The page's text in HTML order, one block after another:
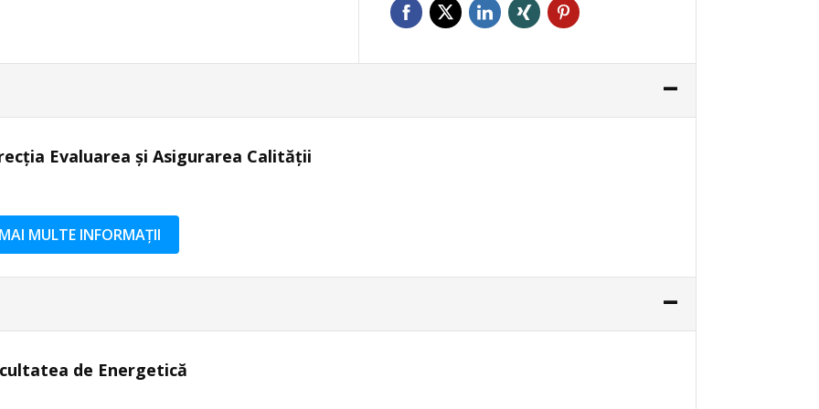
Evaluarea și Asigurarea Calității
MULTE INFORMAȚII
de Energetică